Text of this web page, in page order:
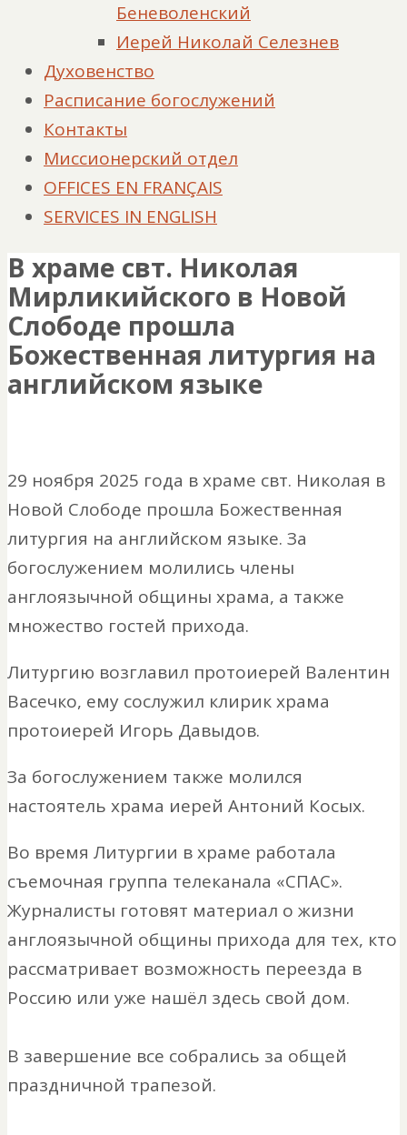
Беневоленский
Иерей Николай Селезнев
Духовенство
Расписание богослужений
Контакты
Миссионерский отдел
OFFICES EN FRANÇAIS
SERVICES IN ENGLISH
В храме свт. Николая
Мирликийского в Новой
Слободе прошла
Божественная литургия на
английском языке
29 ноября 2025 года в храме свт. Николая в
Новой Слободе прошла Божественная
литургия на английском языке. За
богослужением молились члены
англоязычной общины храма, а также
множество гостей прихода.
Литургию возглавил протоиерей Валентин
Васечко, ему сослужил клирик храма
протоиерей Игорь Давыдов.
За богослужением также молился
настоятель храма иерей Антоний Косых.
Во время Литургии в храме работала
съемочная группа телеканала «СПАС».
Журналисты готовят материал о жизни
англоязычной общины прихода для тех, кто
рассматривает возможность переезда в
Россию или уже нашёл здесь свой дом.
В завершение все собрались за общей
праздничной трапезой.